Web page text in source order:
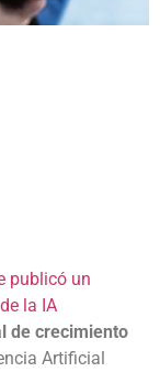
publicó un
la IA
de crecimiento
Artificial